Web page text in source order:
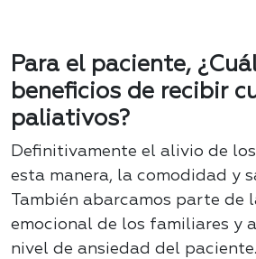
Para el paciente,
beneficios de recibir
paliativos?
Definitivamente el alivio de
esta manera, la comodidad y
También abarcamos parte de
emocional de los familiares y
nivel de ansiedad del paciente.